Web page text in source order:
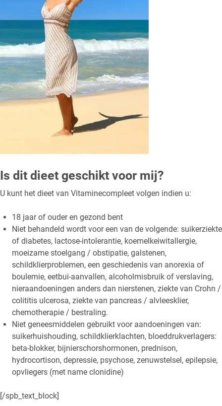
Is dit dieet geschikt voor mij?
U kunt het dieet van Vitaminecompleet volgen indien u:
18 jaar of ouder en gezond bent
Niet behandeld wordt voor een van de volgende: suikerziekte
of diabetes, lactose-intolerantie, koemelkeiwitallergie,
moeizame stoelgang / obstipatie, galstenen,
schildklierproblemen, een geschiedenis van anorexia of
boulemie, eetbui-aanvallen, alcoholmisbruik of verslaving,
nieraandoeningen anders dan nierstenen, ziekte van Crohn /
colititis ulcerosa, ziekte van pancreas / alvleesklier,
chemotherapie / bestraling.
Niet geneesmiddelen gebruikt voor aandoeningen van:
suikerhuishouding, schildklierklachten, bloeddrukverlagers:
beta-blokker, bijnierschorshormonen, prednison,
hydrocortison, depressie, psychose, zenuwstelsel, epilepsie,
opvliegers (met name clonidine)
[/spb_text_block]